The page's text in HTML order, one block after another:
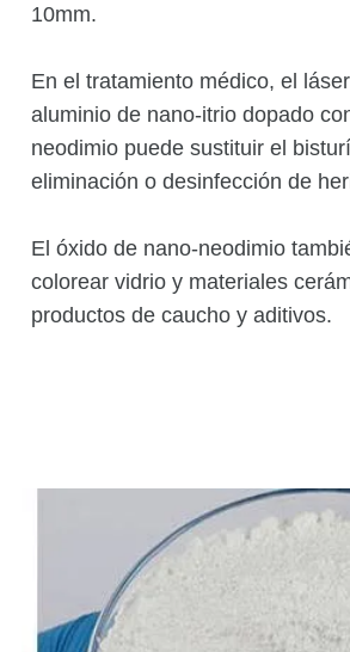
10mm.
En el tratamiento médico, el
aluminio de nano-itrio dopado
neodimio puede sustituir el
eliminación o desinfección de
El óxido de nano-neodimio
colorear vidrio y materiales
productos de caucho y aditivos.